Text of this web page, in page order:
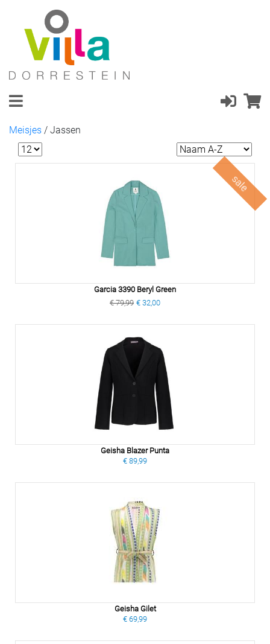
Meisjes / Jassen
sale
Garcia 3390 Beryl Green
€ 79,99 € 32,00
Geisha Blazer Punta
€ 89,99
Geisha Gilet
€ 69,99